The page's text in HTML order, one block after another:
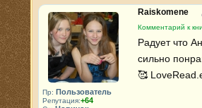
Пр: Пользователь
Репутация:+64
Raiskomene
Комментарий к
Радует что
сильно
🥰